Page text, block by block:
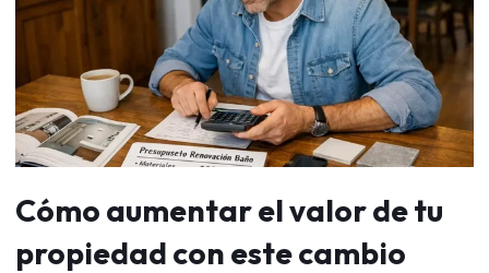
Cómo aumentar el valor de tu
propiedad con este cambio